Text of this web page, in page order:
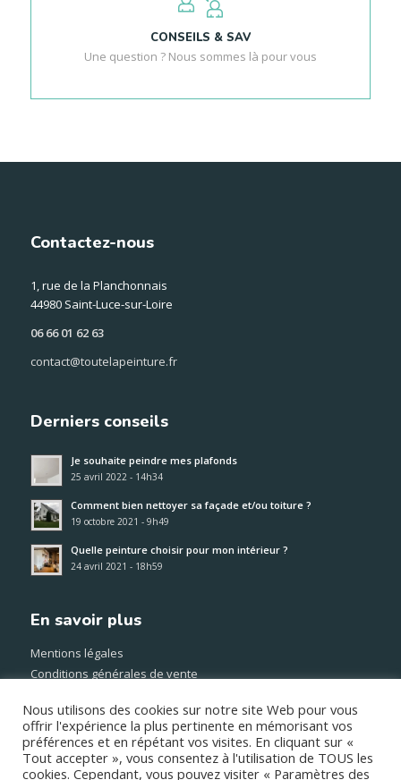
CONSEILS & SAV
Une question ? Nous sommes là pour vous
Contactez-nous
1, rue de la Planchonnais
44980 Saint-Luce-sur-Loire
06 66 01 62 63
contact@toutelapeinture.fr
Derniers conseils
Je souhaite peindre mes plafonds
25 avril 2022 - 14h34
Comment bien nettoyer sa façade et/ou toiture ?
19 octobre 2021 - 9h49
Quelle peinture choisir pour mon intérieur ?
24 avril 2021 - 18h59
En savoir plus
Mentions légales
Conditions générales de vente
Paiement sécurisé
© Copyright – TOUTE LA PEINTURE –Création Atout Point Com
Nous utilisons des cookies sur notre site Web pour vous
offrir l'expérience la plus pertinente en mémorisant vos
préférences et en répétant vos visites. En cliquant sur «
Tout accepter », vous consentez à l'utilisation de TOUS les
cookies. Cependant, vous pouvez visiter « Paramètres des